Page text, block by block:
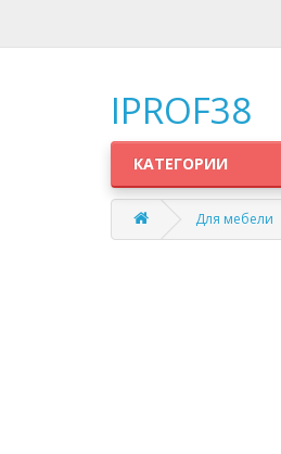
IPROF38
КАТЕГОРИИ
Для мебели